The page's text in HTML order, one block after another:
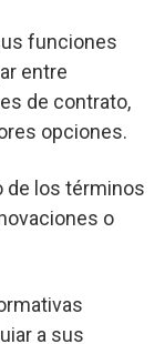
funciones
entre
de contrato,
opciones.
de los términos
o
a sus